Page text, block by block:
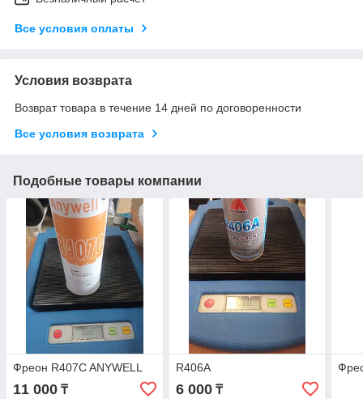
Все условия оплаты
Условия возврата
Возврат товара в течение 14 дней по договоренности
Все условия возврата
Подобные товары компании
Фреон R407C ANYWELL
11 000 ₸
R406A
6 000₸